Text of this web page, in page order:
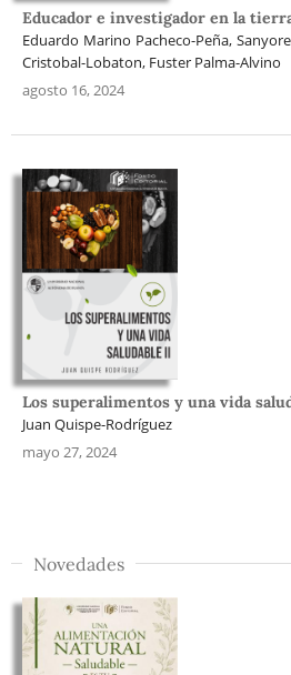
Educador e investigador en la
Eduardo Marino Pacheco-Peña,
Cristobal-Lobaton, Fuster Palma-Alvino
agosto 16, 2024
Los superalimentos y una vida
Juan Quispe-Rodríguez
mayo 27, 2024
Novedades